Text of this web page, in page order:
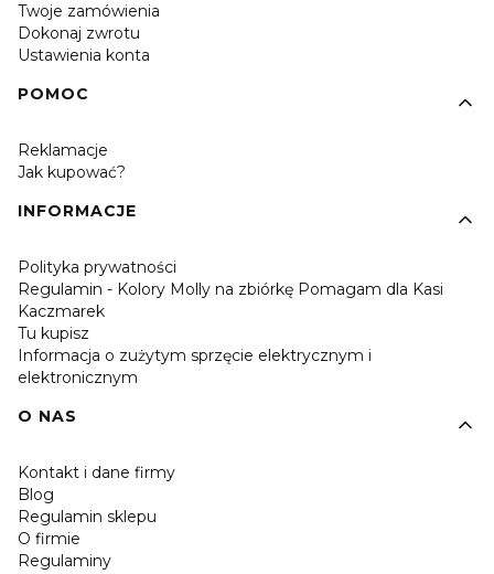
Twoje zamówienia
Dokonaj zwrotu
Ustawienia konta
POMOC
Reklamacje
Jak kupować?
INFORMACJE
Polityka prywatności
Regulamin - Kolory Molly na zbiórkę Pomagam dla Kasi
Kaczmarek
Tu kupisz
Informacja o zużytym sprzęcie elektrycznym i
elektronicznym
O NAS
Kontakt i dane firmy
Blog
Regulamin sklepu
O firmie
Regulaminy